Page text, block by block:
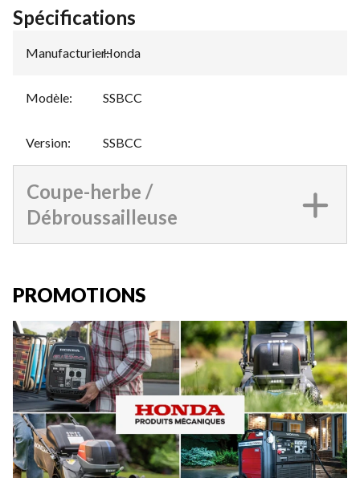
Spécifications
Manufacturier:
Honda
Modèle: SSBCC
Version: SSBCC
Coupe-herbe /
Débroussailleuse
PROMOTIONS